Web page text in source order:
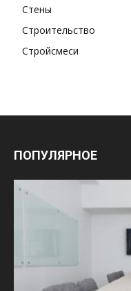
Стены
Строительство
Стройсмеси
ПОПУЛЯРНОЕ